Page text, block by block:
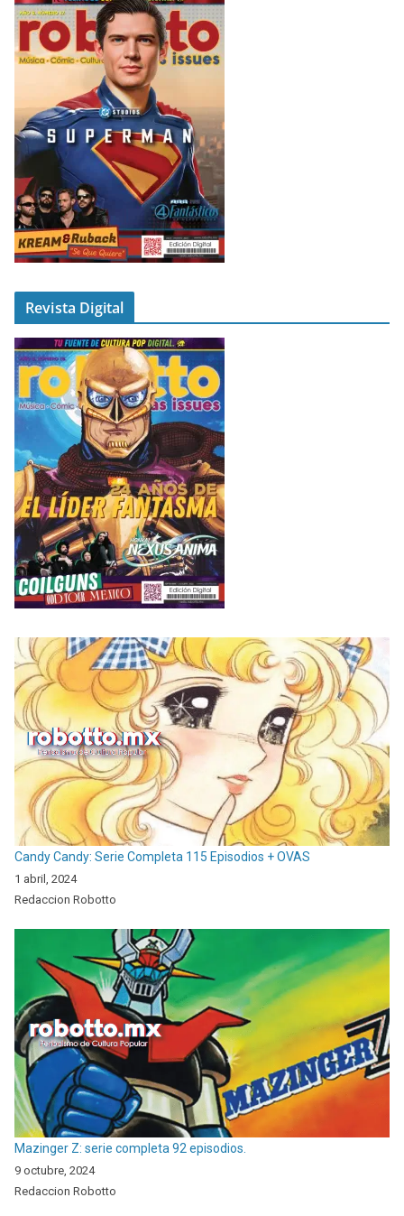
Revista Digital
Candy Candy: Serie Completa 115 Episodios + OVAS
1 abril, 2024
Redaccion Robotto
Mazinger Z: serie completa 92 episodios.
9 octubre, 2024
Redaccion Robotto